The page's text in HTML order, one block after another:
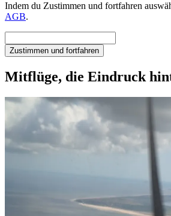
Indem du Zustimmen und fortfahren
AGB.
Zustimmen und fortfahren
Mitflüge, die Eindruck